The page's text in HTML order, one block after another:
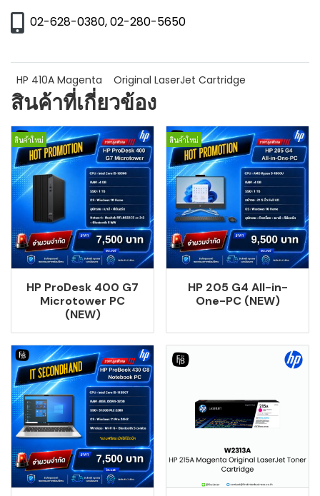
02-628-0380, 02-280-5650
HP 410A Magenta Original LaserJet Cartridge
สินค้าที่เกี่ยวข้อง
สินค้าใหม่
HP ProDesk 400 G7
Microtower PC
(NEW)
สินค้าใหม่
HP 205 G4 All-in-
One-PC (NEW)